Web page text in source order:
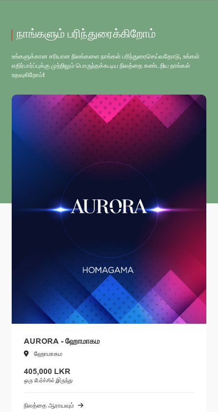
நாங்களும் பரிந்துரைக்கிறோம்
உங்களுக்கான சரியான நிலங்களை நாங்கள் பரிந்துரைசெய்வதோடு, உங்கள்
எதிர்பார்ப்புக்கு முற்றிலும் பொருந்தக்கூடிய நிலத்தை கண்டறிய நாங்கள்
உதவுகிறோம்!
AURORA - ஹோமாகம
ஹோமாகம
405,000 LKR
ஒரு பேர்ச்சில் இருந்து
நிலத்தை ஆராயவும்